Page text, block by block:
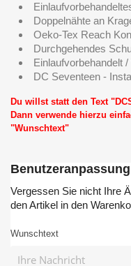
Doppelnähte an
Oeko-Tex Reach
Durchgehendes
Einlaufvorbehandelt
DC Seventeen -
Du willst statt den Text
Dann verwende hierzu
"Wunschtext"
Benutzeranpassung
Vergessen Sie nicht Ihre
den Artikel in den
Wunschtext